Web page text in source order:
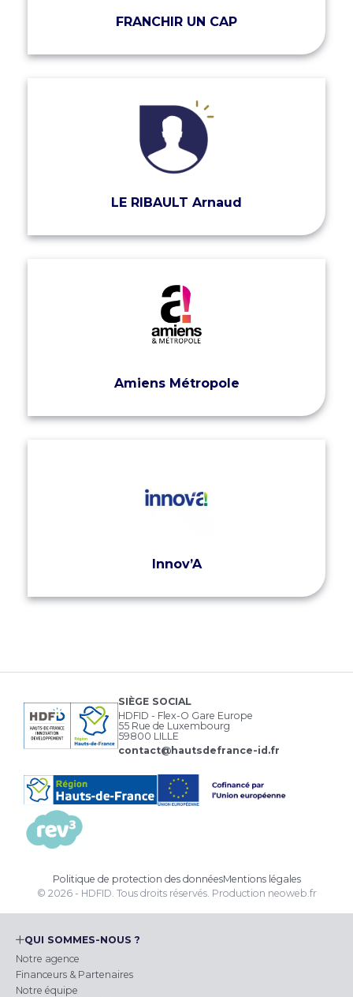
FRANCHIR UN CAP
LE RIBAULT Arnaud
Amiens Métropole
Innov’A
SIÈGE SOCIAL
HDFID - Flex-O Gare Europe
55 Rue de Luxembourg
59800 LILLE
contact@hautsdefrance-id.fr
Politique de protection des donnéesMentions légales
© 2026 - HDFID. Tous droits réservés. Production neoweb.fr
QUI SOMMES-NOUS ?
Notre agence
Financeurs & Partenaires
Notre équipe